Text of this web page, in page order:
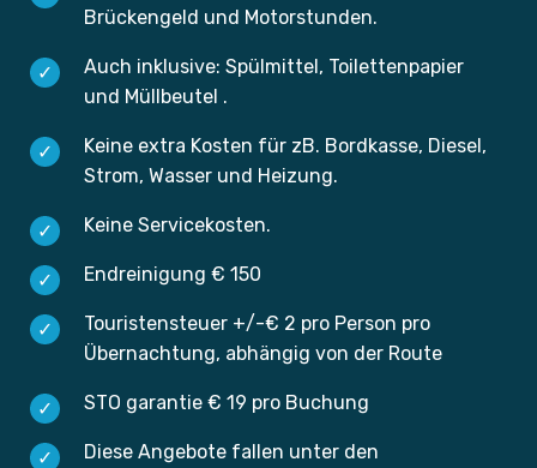
Brückengeld und Motorstunden.
Auch inklusive: Spülmittel, Toilettenpapier
und Müllbeutel .
Keine extra Kosten für zB. Bordkasse, Diesel,
Strom, Wasser und Heizung.
Keine Servicekosten.
Endreinigung € 150
Touristensteuer +/-€ 2 pro Person pro
Übernachtung, abhängig von der Route
STO garantie € 19 pro Buchung
Diese Angebote fallen unter den